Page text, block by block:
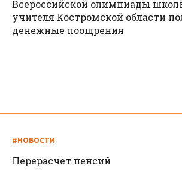
Всероссийской олимпиады
учителя Костромской области
денежные поощрения
#НОВОСТИ
Перерасчет пенсий